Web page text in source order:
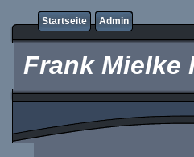
Startseite Admin
Frank Mielke